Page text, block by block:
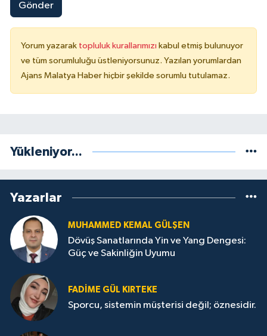
Gönder
Yorum yazarak topluluk kurallarımızı kabul etmiş bulunuyor
ve tüm sorumluluğu üstleniyorsunuz. Yazılan yorumlardan
Ajans Malatya Haber hiçbir şekilde sorumlu tutulamaz.
Yükleniyor...
Yazarlar
MUHAMMED KEMAL GÜLŞEN
Dövüş Sanatlarında Yin ve Yang Dengesi:
Güç ve Sakinliğin Uyumu
FADIME GÜL KIRTEKE
Sporcu, sistemin müşterisi değil; öznesidir.